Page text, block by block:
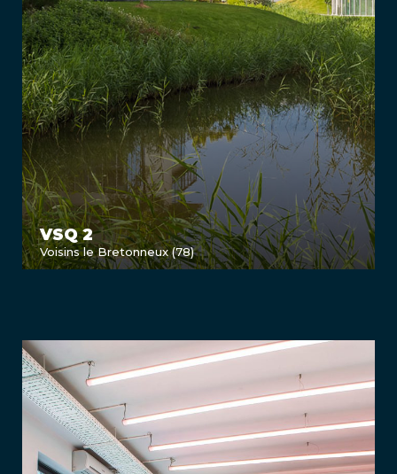
VSQ 2
Voisins le Bretonneux (78)